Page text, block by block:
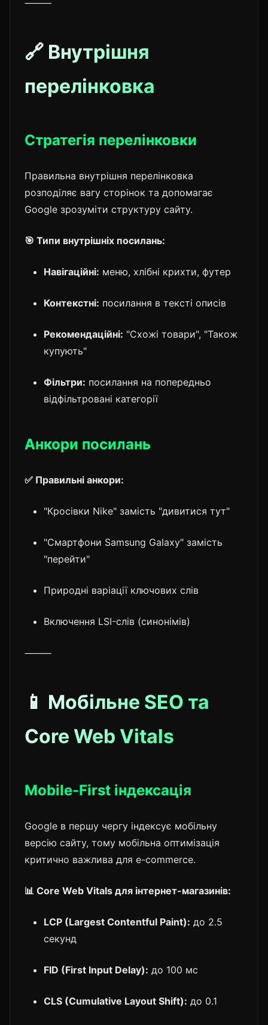
🔗 Внутрішня
перелінковка
Стратегія перелінковки
Правильна внутрішня перелінковка
розподіляє вагу сторінок та допомагає
Google зрозуміти структуру сайту.
🎯 Типи внутрішніх посилань:
Навігаційні: меню, хлібні крихти, футер
Контекстні: посилання в тексті описів
Рекомендаційні: "Схожі товари", "Також
купують"
Фільтри: посилання на попередньо
відфільтровані категорії
Анкори посилань
✅ Правильні анкори:
"Кросівки Nike" замість "дивитися тут"
"Смартфони Samsung Galaxy" замість
"перейти"
Природні варіації ключових слів
Включення LSI-слів (синонімів)
⸻
📱 Мобільне SEO та
Core Web Vitals
Mobile-First індексація
Google в першу чергу індексує мобільну
версію сайту, тому мобільна оптимізація
критично важлива для e-commerce.
📊 Core Web Vitals для інтернет-магазинів:
LCP (Largest Contentful Paint): до 2.5
секунд
FID (First Input Delay): до 100 мс
CLS (Cumulative Layout Shift): до 0.1